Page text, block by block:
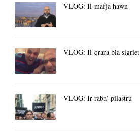
VLOG: Il-mafja hawn
VLOG: Il-qrara bla sigriet
VLOG: Ir-raba’ pilastru